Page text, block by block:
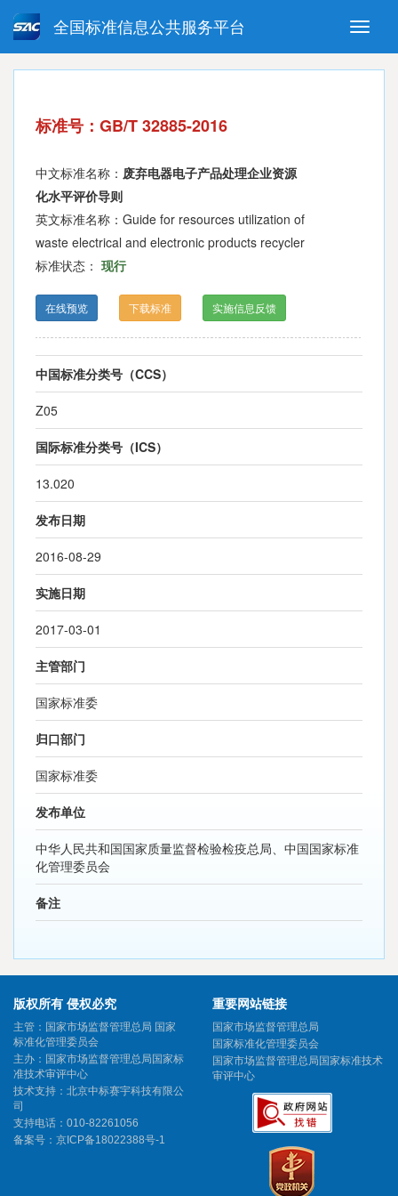
Toggle
全国标准信息公共服务平台
强制性国家标准 推荐性国家标准
指导性技术文件 (National standards in foreign
标准号：GB/T 32885-2016
中文标准名称： 废弃电器电子产品处理企业资源
化水平评价导则
英文标准名称：Guide for resources utilization of
waste electrical and electronic products recycler
标准状态： 现行
在线预览 下载标准 实施信息反馈
中国标准分类号（CCS）
Z05
国际标准分类号（ICS）
13.020
发布日期
2016-08-29
实施日期
2017-03-01
主管部门
国家标准委
归口部门
国家标准委
发布单位
中华人民共和国国家质量监督检验检疫总局、中国国家标准
化管理委员会
备注
版权所有 侵权必究
主管：国家市场监督管理总局 国家
标准化管理委员会
主办：国家市场监督管理总局国家标
准技术审评中心
技术支持：北京中标赛宇科技有限公
司
支持电话：010-82261056
备案号： 京ICP备18022388号-1
重要网站链接
国家市场监督管理总局
国家标准化管理委员会
国家市场监督管理总局国家标准技术
审评中心